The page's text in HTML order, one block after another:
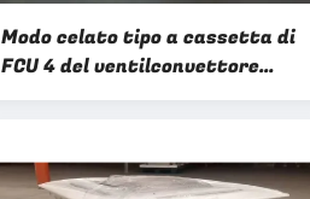
Modo celato tipo a cassetta di
FCU 4 del ventilconvettore
montato soffitto per camera di